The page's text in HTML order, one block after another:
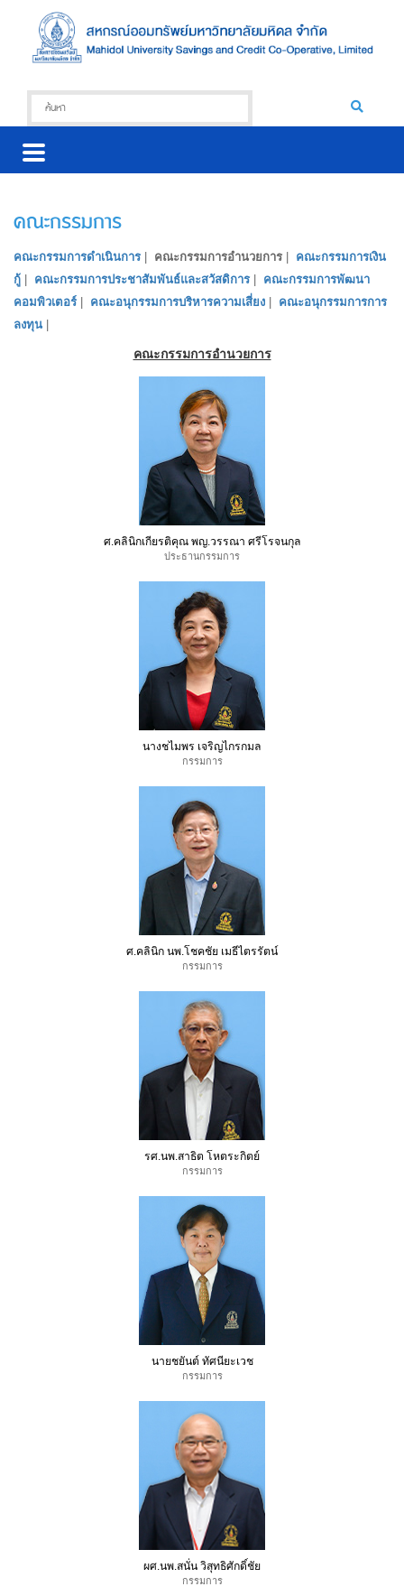
คณะกรรมการ
คณะกรรมการดำเนินการ| คณะกรรมการอำนวยการ
คณะกรรมการเงิน
กู้
คณะกรรมการประชาสัมพันธ์และสวัสดิการ| คณะกรรมการพัฒนา
คอมพิวเตอร์| คณะอนุกรรมการบริหารความเสี่ยง
คณะอนุกรรมการการ
ลงทุน
คณะกรรมการอำนวยการ
ศ.คลินิกเกียรติคุณ พญ.วรรณา ศรีโรจนกุล
ประธานกรรมการ
นางชไมพร เจริญไกรกมล
กรรมการ
ศ.คลินิก นพ.โชคชัย เมธีไตรรัตน์
กรรมการ
รศ.นพ.สาธิต โหตระกิตย์
กรรมการ
นายชยันต์ ทัศนียะเวช
กรรมการ
ผศ.นพ.สนั่น วิสุทธิศักดิ์ชัย
กรรมการ